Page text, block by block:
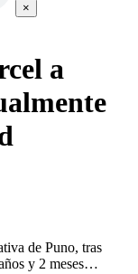
×
a
de Puno, tras
y 2 meses…